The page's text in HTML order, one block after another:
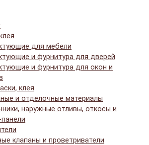
для мебели
и фурнитура для дверей
и фурнитура для окон и
клея
и отделочные материалы
наружные отливы, откосы и
клапаны и проветриватели